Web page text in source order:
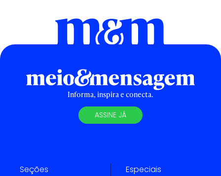
Informa, inspira e conecta.
ASSINE JÁ
Seções Especiais